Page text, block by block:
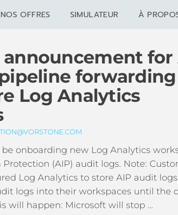
NOS OFFRES SIMULATEUR À
for
Log Analytics
onboarding new Log Analytics
(AIP) audit logs. Note:
Log Analytics to store AIP audit
logs into their workspaces until the
will happen: Microsoft will stop …